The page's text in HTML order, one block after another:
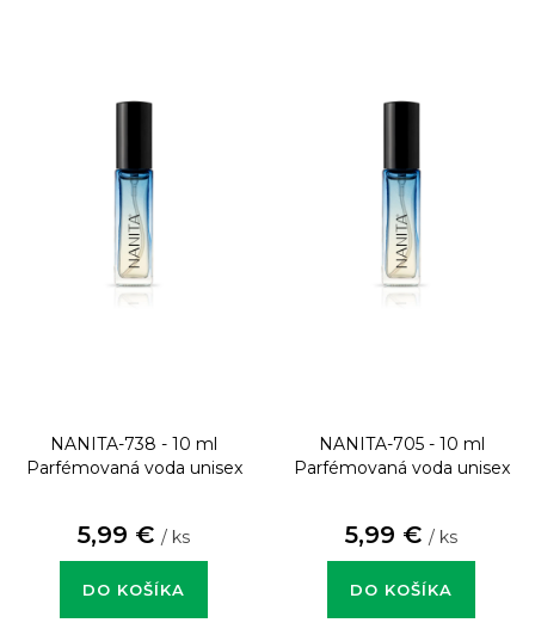
NANITA-738 - 10 ml
Parfémovaná voda unisex
5,99 € / ks
DO KOŠÍKA
NANITA-705 - 10 ml
Parfémovaná voda unisex
5,99 € / ks
DO KOŠÍKA